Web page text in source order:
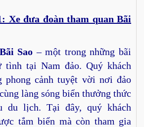
Xe đưa đoàn tham quan Bãi
Bãi Sao – một trong những bãi
tình tại Nam đảo. Quý khách
phong cảnh tuyệt vời nơi đảo
làng sóng biển thưởng thức
du lịch. Tại đây, quý khách
tắm biển mà còn tham gia